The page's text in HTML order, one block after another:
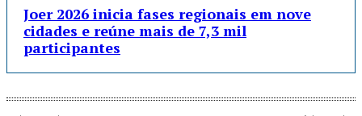
Joer 2026 inicia fases regionais em nove
cidades e reúne mais de 7,3 mil
participantes